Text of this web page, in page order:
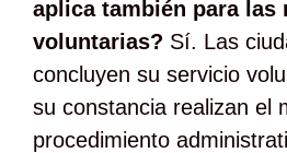
aplica también para las
voluntarias? Sí. Las
concluyen su servicio
su constancia realizan el
procedimiento